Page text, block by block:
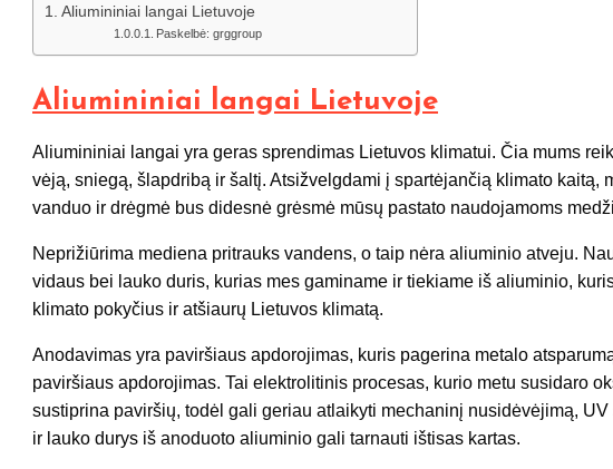
Aliumininiai langai Lietuvoje
Paskelbė: grggroup
Aliumininiai langai Lietuvoje
Aliumininiai langai yra geras sprendimas Lietuvos klimatui. Čia mums
vėją, sniegą, šlapdribą ir šaltį. Atsižvelgdami į spartėjančią klimato kaitą,
vanduo ir drėgmė bus didesnė grėsmė mūsų pastato naudojamoms
Neprižiūrima mediena pritrauks vandens, o taip nėra aliuminio atveju.
vidaus bei lauko duris, kurias mes gaminame ir tiekiame iš aliuminio,
klimato pokyčius ir atšiaurų Lietuvos klimatą.
Anodavimas yra paviršiaus apdorojimas, kuris pagerina metalo
paviršiaus apdorojimas. Tai elektrolitinis procesas, kurio metu susidaro
sustiprina paviršių, todėl gali geriau atlaikyti mechaninį nusidėvėjimą,
ir lauko durys iš anoduoto aliuminio gali tarnauti ištisas kartas.